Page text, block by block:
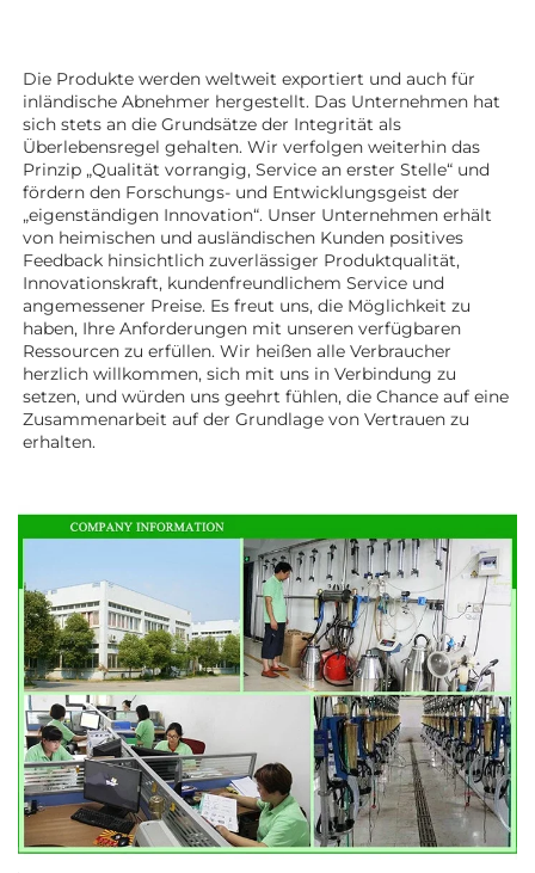
Die Produkte werden weltweit exportiert und auch für
inländische Abnehmer hergestellt. Das Unternehmen hat
sich stets an die Grundsätze der Integrität als
Überlebensregel gehalten. Wir verfolgen weiterhin das
Prinzip „Qualität vorrangig, Service an erster Stelle“ und
fördern den Forschungs- und Entwicklungsgeist der
„eigenständigen Innovation“. Unser Unternehmen erhält
von heimischen und ausländischen Kunden positives
Feedback hinsichtlich zuverlässiger Produktqualität,
Innovationskraft, kundenfreundlichem Service und
angemessener Preise. Es freut uns, die Möglichkeit zu
haben, Ihre Anforderungen mit unseren verfügbaren
Ressourcen zu erfüllen. Wir heißen alle Verbraucher
herzlich willkommen, sich mit uns in Verbindung zu
setzen, und würden uns geehrt fühlen, die Chance auf eine
Zusammenarbeit auf der Grundlage von Vertrauen zu
erhalten.